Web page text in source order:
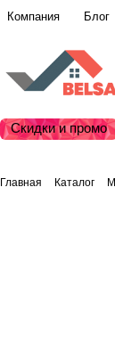
Компания Блог
Скидки и промо
Главная Каталог